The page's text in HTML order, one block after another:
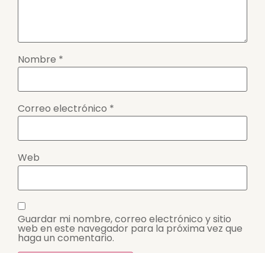
Nombre *
Correo electrónico *
Web
Guardar mi nombre, correo electrónico y sitio
web en este navegador para la próxima vez que
haga un comentario.